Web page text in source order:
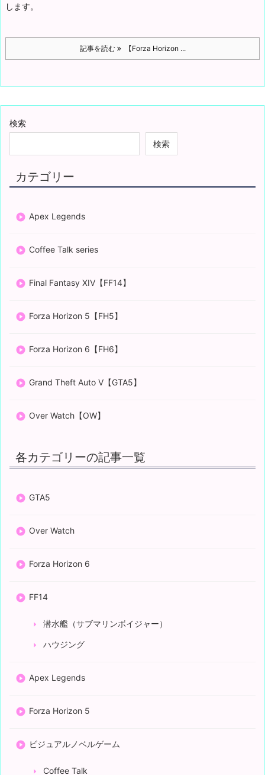
します。
記事を読む 【Forza Horizon ...
検索
検索
カテゴリー
Apex Legends
Coffee Talk series
Final Fantasy XIV【FF14】
Forza Horizon 5【FH5】
Forza Horizon 6【FH6】
Grand Theft Auto V【GTA5】
Over Watch【OW】
各カテゴリーの記事一覧
GTA5
Over Watch
Forza Horizon 6
FF14
潜水艦（サブマリンボイジャー）
ハウジング
Apex Legends
Forza Horizon 5
ビジュアルノベルゲーム
Coffee Talk